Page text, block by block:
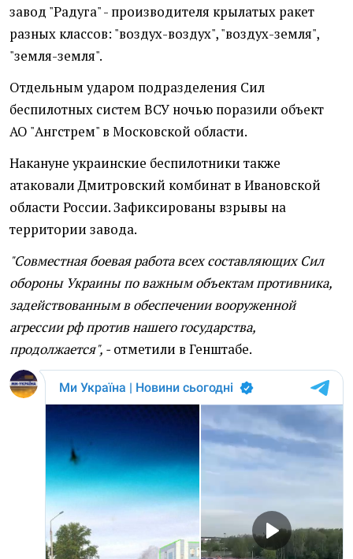
завод "Радуга" - производителя крылатых ракет
разных классов: "воздух-воздух", "воздух-земля",
"земля-земля".
Отдельным ударом подразделения Сил
беспилотных систем ВСУ ночью поразили объект
АО "Ангстрем" в Московской области.
Накануне украинские беспилотники также
атаковали Дмитровский комбинат в Ивановской
области России. Зафиксированы взрывы на
территории завода.
"Совместная боевая работа всех составляющих Сил
обороны Украины по важным объектам противника,
задействованным в обеспечении вооруженной
агрессии рф против нашего государства,
продолжается", - отметили в Генштабе.